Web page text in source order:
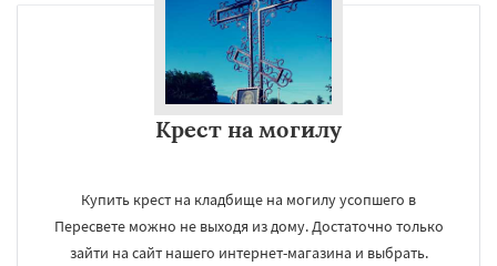
Крест на могилу
Купить крест на кладбище на могилу усопшего в
Пересвете можно не выходя из дому. Достаточно только
зайти на сайт нашего интернет-магазина и выбрать.